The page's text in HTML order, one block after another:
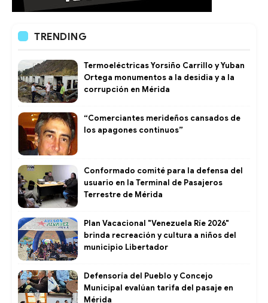
TRENDING
Termoeléctricas Yorsiño Carrillo y Yuban
Ortega monumentos a la desidia y a la
corrupción en Mérida
“Comerciantes merideños cansados de
los apagones continuos”
Conformado comité para la defensa del
usuario en la Terminal de Pasajeros
Terrestre de Mérida
Plan Vacacional "Venezuela Ríe 2026"
brinda recreación y cultura a niños del
municipio Libertador
Defensoría del Pueblo y Concejo
Municipal evalúan tarifa del pasaje en
Mérida